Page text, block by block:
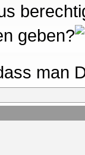
geben?
man